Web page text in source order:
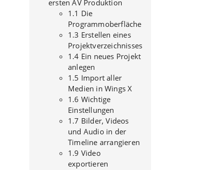
ersten AV Produktion
1.1 Die
Programmoberfläche
1.3 Erstellen eines
Projektverzeichnisses
1.4 Ein neues Projekt
anlegen
1.5 Import aller
Medien in Wings X
1.6 Wichtige
Einstellungen
1.7 Bilder, Videos
und Audio in der
Timeline arrangieren
1.9 Video
exportieren